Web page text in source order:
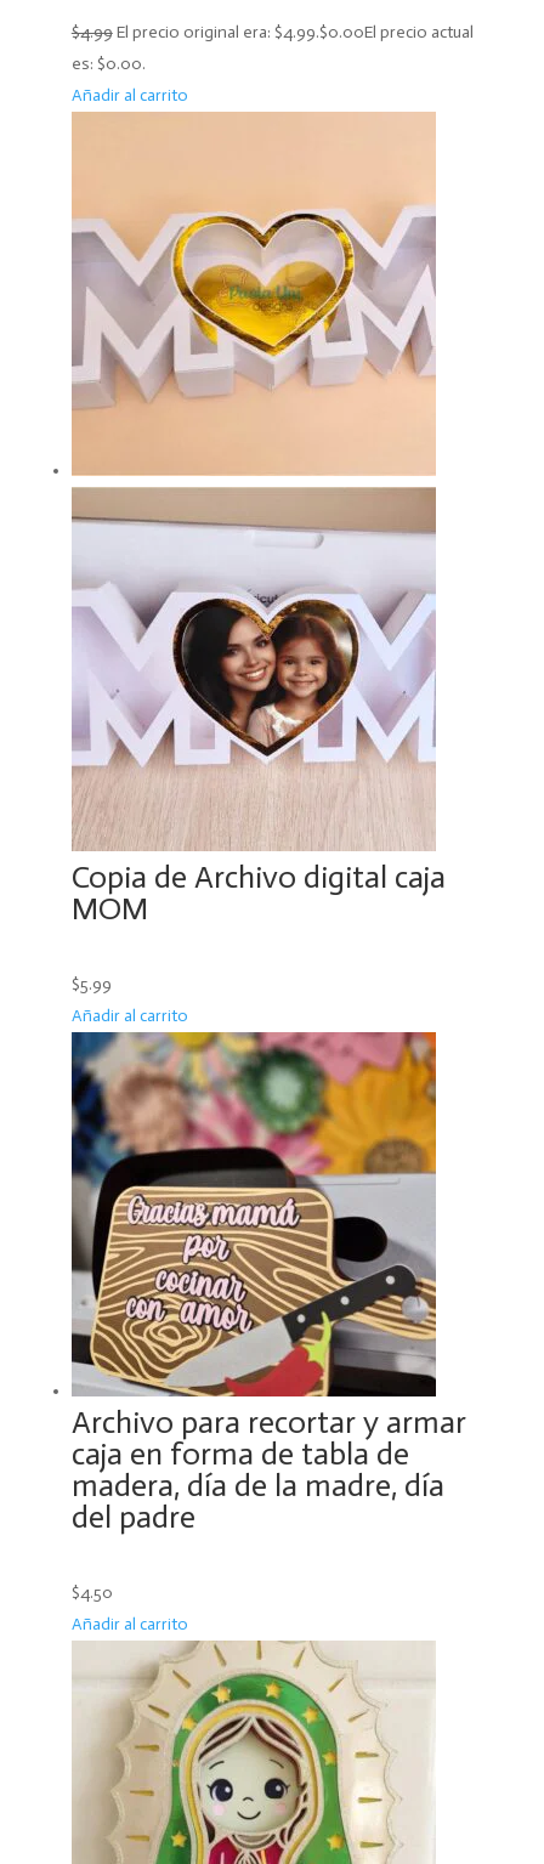
$4.99El precio original era: $4.99.$0.00El precio actual
es: $0.00.
Añadir al carrito
Copia de Archivo digital caja
MOM
$5.99
Añadir al carrito
Archivo para recortar y armar
caja en forma de tabla de
madera, día de la madre, día
del padre
$4.50
Añadir al carrito